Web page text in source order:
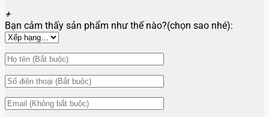
+
Bạn cảm thấy sản phẩm như thế nào?(chọn sao nhé):